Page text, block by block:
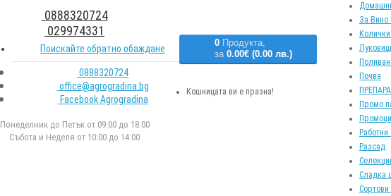
0888320724
029974331
Поискайте обратно обаждане
0888320724
office@agrogradina.bg
Facebook Agrogradina
Понеделник до Петък от 09:00 до 18:00
Събота и Неделя от 10:00 до 14:00
0 Продукта,
за 0.00€ (0.00 лв.)
Кошницата ви е празна!
За Вино
Почва
Промо
Разсад
Сладка